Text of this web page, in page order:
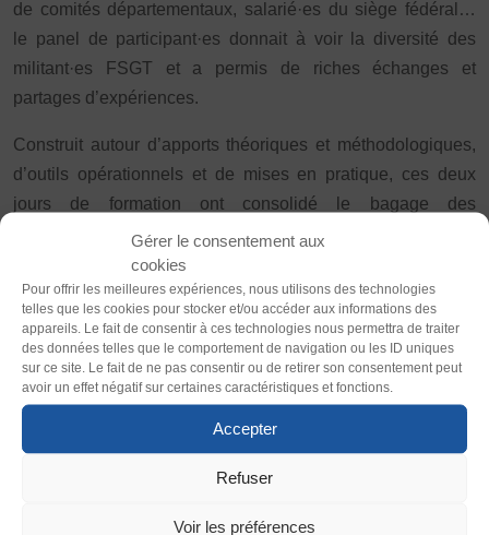
Gérer le consentement aux
cookies
Pour offrir les meilleures expériences, nous utilisons des technologies
telles que les cookies pour stocker et/ou accéder aux informations des
appareils. Le fait de consentir à ces technologies nous permettra de traiter
des données telles que le comportement de navigation ou les ID uniques
sur ce site. Le fait de ne pas consentir ou de retirer son consentement peut
avoir un effet négatif sur certaines caractéristiques et fonctions.
Accepter
Refuser
Voir les préférences
Coopération et solidarité internationales
Vivicittà
ACTUALITÉS
JE SOUHAITE M’AFFILIER
Affiliation
Réaffiliation
Prise de licence
JE SOUHAITE TROUVER UN COMITÉ
JE SOUHAITE ADHÉRER
Affiliation
Honorabilité
de comités départementaux, salarié·es du siège fédéral…
le panel de participant·es donnait à voir la diversité des
militant·es FSGT et a permis de riches échanges et
partages d’expériences.
Construit autour d’apports théoriques et méthodologiques,
d’outils opérationnels et de mises en pratique, ces deux
jours de formation ont consolidé le bagage des
participant·es en matière de conception et de mise en
œuvre d’un projet de développement. Du diagnostic de la
structure à l’évaluation et la mesure d’impact, en passant
par la priorisation et la planification des actions, chacun·e a
pu identifier les ressources mobilisées et mobilisables par
son association ainsi que les compétences nécessaires
pour offrir à ses adhérent·es et aux acteur·ices de son
territoire une réelle valeur associative.
Le pôle de la vie associative fédérée (PVAF) et le domaine
Thème
Clair Sombre
Police (dyslexie)
Défaut Adapter
Taille du texte